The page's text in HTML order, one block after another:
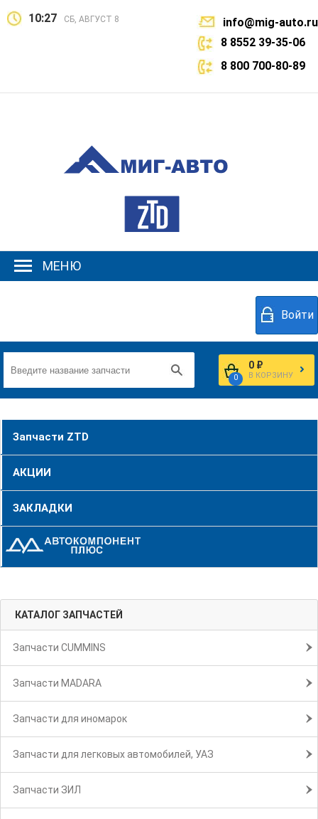
10:27 СБ, АВГУСТ 8
info@mig-auto.ru
8 8552 39-35-06
8 800 700-80-89
МЕНЮ
Войти
0
0 ₽
В КОРЗИНУ
Запчасти ZTD
АКЦИИ
ЗАКЛАДКИ
КАТАЛОГ ЗАПЧАСТЕЙ
Запчасти CUMMINS
Запчасти MADARA
Запчасти для иномарок
Запчасти для легковых автомобилей, УАЗ
Запчасти ЗИЛ